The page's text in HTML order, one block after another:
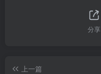
分享
上一篇